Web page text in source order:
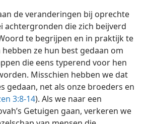
de veranderingen bij oprechte
achtergronden die zich beijverd
te begrijpen en in praktijk te
ze hun best gedaan om
die eens typerend voor hen
Misschien hebben we dat
gedaan, net als onze broeders en
3:8-14). Als we naar een
Getuigen gaan, verkeren we